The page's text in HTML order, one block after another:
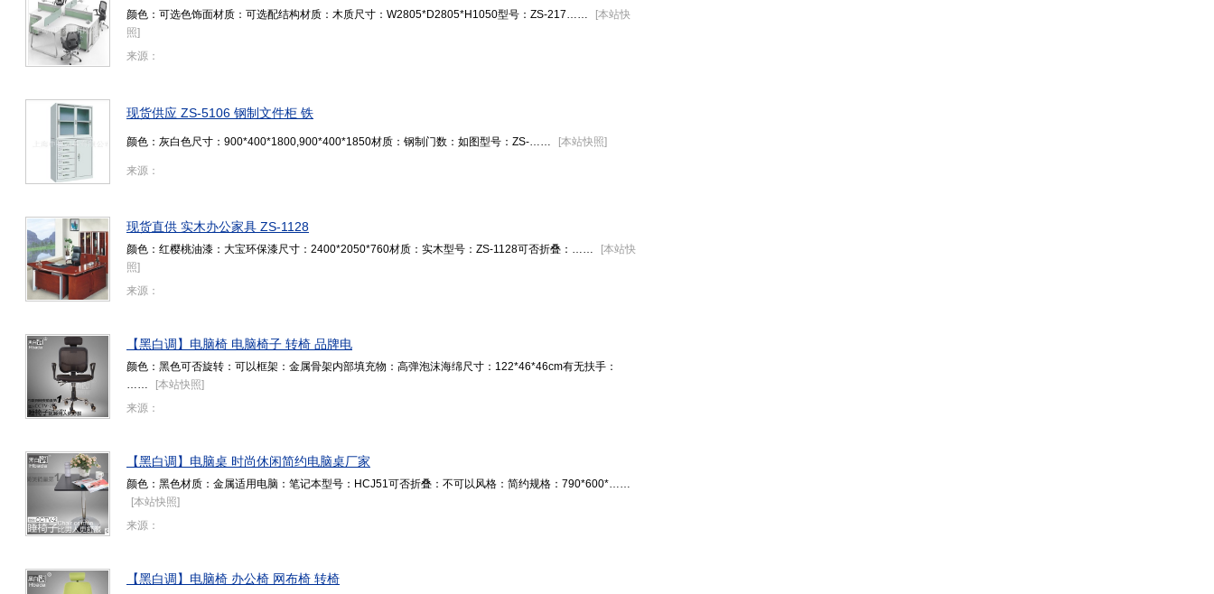
颜色：可选色饰面材质：可选配结构材质：木质尺寸：W2805*D2805*H1050型号：ZS-217…… [本站快
照]
来源：
现货供应 ZS-5106 钢制文件柜 铁
颜色：灰白色尺寸：900*400*1800,900*400*1850材质：钢制门数：如图型号：ZS-…… [本站快照]
来源：
现货直供 实木办公家具 ZS-1128
颜色：红樱桃油漆：大宝环保漆尺寸：2400*2050*760材质：实木型号：ZS-1128可否折叠：…… [本站快
照]
来源：
【黑白调】电脑椅 电脑椅子 转椅 品牌电
颜色：黑色可否旋转：可以框架：金属骨架内部填充物：高弹泡沫海绵尺寸：122*46*46cm有无扶手：
……
[本站快照]
来源：
【黑白调】电脑桌 时尚休闲简约电脑桌厂家
颜色：黑色材质：金属适用电脑：笔记本型号：HCJ51可否折叠：不可以风格：简约规格：790*600*……
[本站快照]
来源：
【黑白调】电脑椅 办公椅 网布椅 转椅